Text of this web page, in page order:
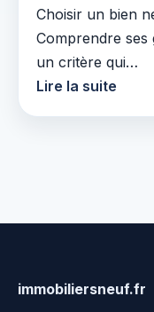
Choisir un bien
Comprendre ses
un critère qui…
Lire la suite
immobiliersneuf.fr